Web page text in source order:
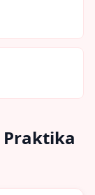
Praktika